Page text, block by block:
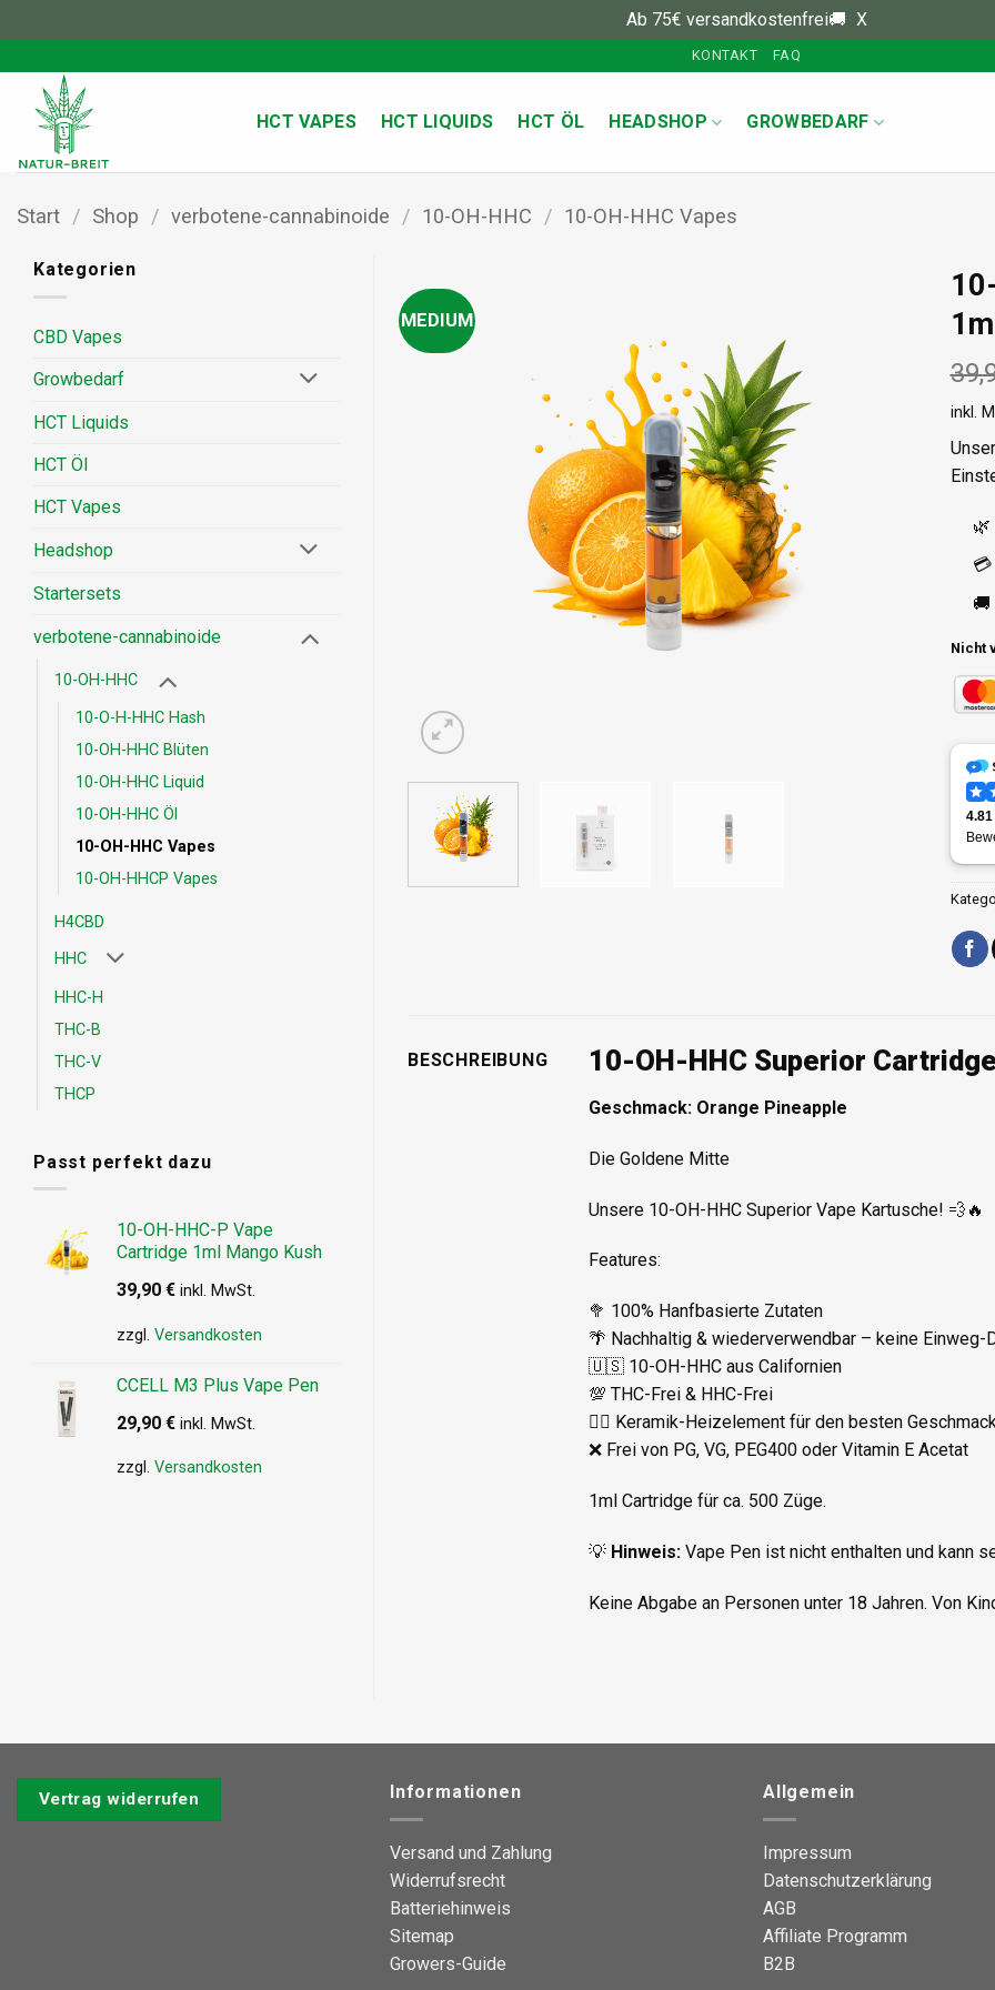
Ab 75€ versandkostenfrei🚚 X
Inhalt
springen
KONTAKT FAQ
HCT VAPES HCT LIQUIDS HCT ÖL HEADSHOP GROWBEDARF
Start / Shop / verbotene-cannabinoide / 10-OH-HHC / 10-OH-HHC Vapes
Kategorien
CBD Vapes
Growbedarf
HCT Liquids
HCT Öl
HCT Vapes
Headshop
Startersets
verbotene-cannabinoide
10-OH-HHC
10-O-H-HHC Hash
10-OH-HHC Blüten
10-OH-HHC Liquid
10-OH-HHC Öl
10-OH-HHC Vapes
10-OH-HHCP Vapes
H4CBD
HHC
HHC-H
THC-B
THC-V
THCP
Passt perfekt dazu
10-OH-HHC-P Vape
Cartridge 1ml Mango Kush
39,90 € inkl. MwSt.
zzgl. Versandkosten
CCELL M3 Plus Vape Pen
29,90 € inkl. MwSt.
zzgl. Versandkosten
MEDIUM
inkl.
🌿
💳
🚚
Nicht
BESCHREIBUNG 10-OH-HHC Superior
Geschmack: Orange Pineapple
Die Goldene Mitte
Unsere 10-OH-HHC Superior Vape Kartusche! 💨🔥
Features:
🥦 100% Hanfbasierte Zutaten
🌴 Nachhaltig & wiederverwendbar – keine Einweg-
🇺🇸 10-OH-HHC aus Californien
💯 THC-Frei & HHC-Frei
✌🏼 Keramik-Heizelement für den besten
❌ Frei von PG, VG, PEG400 oder Vitamin E Acetat
1ml Cartridge für ca. 500 Züge.
💡 Hinweis:Vape Pen ist nicht enthalten und kann
Keine Abgabe an Personen unter 18 Jahren. Von
Vertrag widerrufen Informationen
Versand und Zahlung
Widerrufsrecht
Batteriehinweis
Sitemap
Growers-Guide
Allgemein
Impressum
Datenschutzerklärung
AGB
Affiliate Programm
B2B